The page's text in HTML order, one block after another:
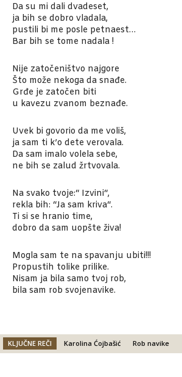
Da su mi dali dvadeset,
ja bih se dobro vladala,
pustili bi me posle petnaest…
Bar bih se tome nadala !
Nije zatočeništvo najgore
Što može nekoga da snađe.
Grđe je zatočen biti
u kavezu zvanom beznađe.
Uvek bi govorio da me voliš,
ja sam ti k’o dete verovala.
Da sam imalo volela sebe,
ne bih se zalud žrtvovala.
Na svako tvoje:“ Izvini“,
rekla bih: “Ja sam kriva“.
Ti si se hranio time,
dobro da sam uopšte živa!
Mogla sam te na spavanju ubiti!!!
Propustih tolike prilike.
Nisam ja bila samo tvoj rob,
bila sam rob svojenavike.
KLJUČNE REČI Karolina Ćojbašić Rob navike